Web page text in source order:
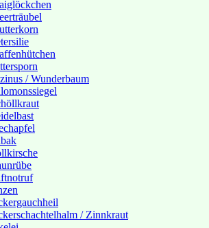
/ Wunderbaum
/ Zinnkraut